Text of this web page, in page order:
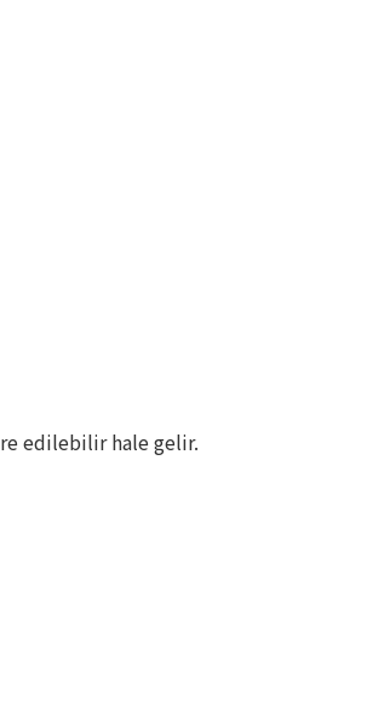
edilebilir hale gelir.